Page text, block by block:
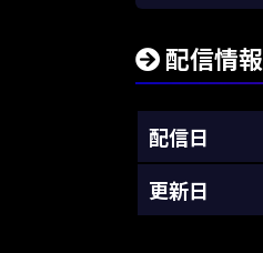
配信情報
配信日
更新日